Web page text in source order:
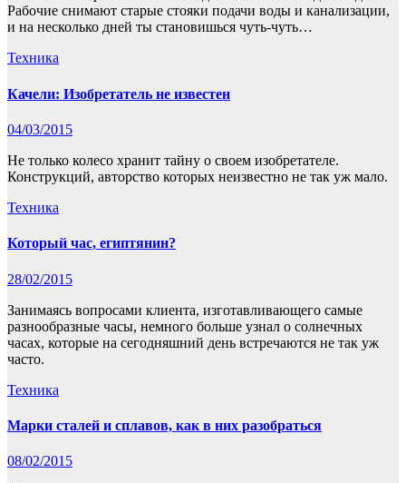
Рабочие снимают старые стояки подачи воды и канализации,
и на несколько дней ты становишься чуть-чуть…
Техника
Качели: Изобретатель не известен
04/03/2015
Не только колесо хранит тайну о своем изобретателе.
Конструкций, авторство которых неизвестно не так уж мало.
Техника
Который час, египтянин?
28/02/2015
Занимаясь вопросами клиента, изготавливающего самые
разнообразные часы, немного больше узнал о солнечных
часах, которые на сегодняшний день встречаются не так уж
часто.
Техника
Марки сталей и сплавов, как в них разобраться
08/02/2015